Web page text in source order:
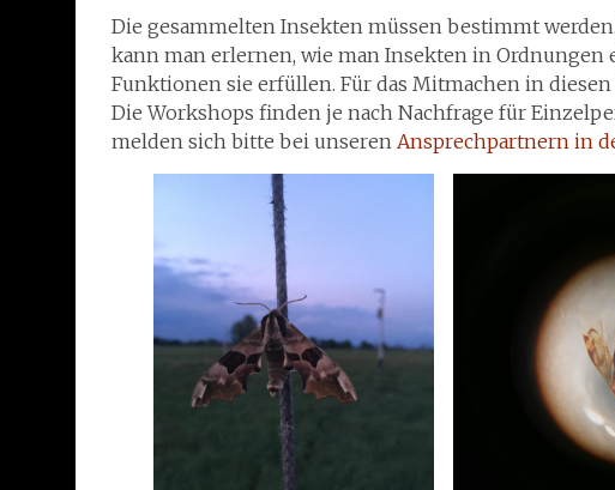
Die gesammelten Insekten müssen bestimmt
kann man erlernen, wie man Insekten in
Funktionen sie erfüllen. Für das Mitmachen in
Die Workshops finden je nach Nachfrage für
melden sich bitte bei unseren Ansprechpartnern in